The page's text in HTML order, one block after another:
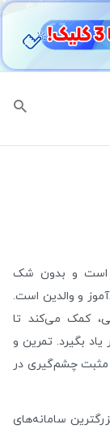
است و بدون شک
و والدین است.
کمک می‌کند تا
بگیرد. تمرین و
مثبت چشم‌گیری در
سامانه‌های